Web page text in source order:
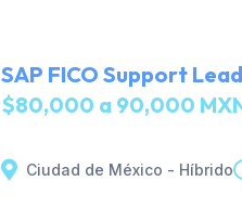
SAP FICO Support
$80,000 a 90,000
Ciudad de México - Híbrido